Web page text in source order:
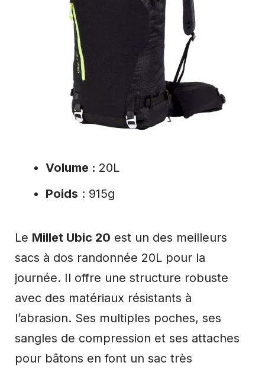
Volume : 20L
Poids : 915g
Le Millet Ubic 20 est un des meilleurs
sacs à dos randonnée 20L pour la
journée. Il offre une structure robuste
avec des matériaux résistants à
l’abrasion. Ses multiples poches, ses
sangles de compression et ses attaches
pour bâtons en font un sac très